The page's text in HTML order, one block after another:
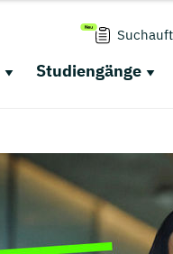
Studiengänge